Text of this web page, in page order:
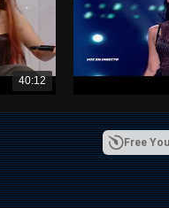
40:12
Free